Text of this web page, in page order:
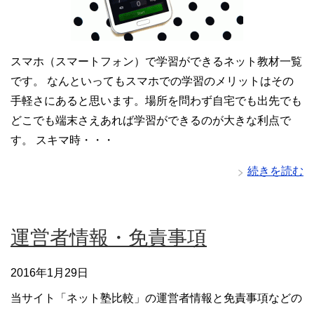
スマホ（スマートフォン）で学習ができるネット教材一覧
です。 なんといってもスマホでの学習のメリットはその
手軽さにあると思います。場所を問わず自宅でも出先でも
どこでも端末さえあれば学習ができるのが大きな利点で
す。 スキマ時・・・
続きを読む
運営者情報・免責事項
2016年1月29日
当サイト「ネット塾比較」の運営者情報と免責事項などの